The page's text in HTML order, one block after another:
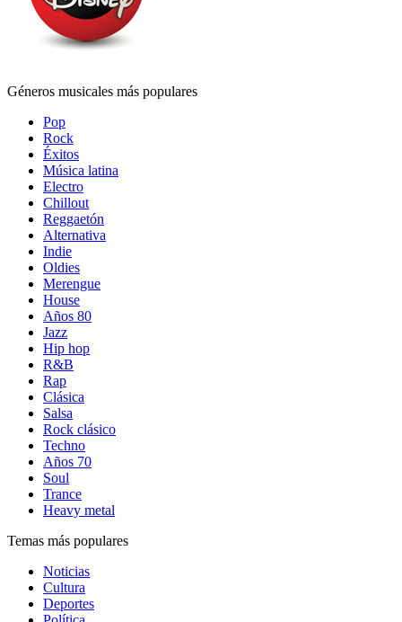
Géneros musicales más populares
Pop
Rock
Éxitos
Música latina
Electro
Chillout
Reggaetón
Alternativa
Indie
Oldies
Merengue
House
Años 80
Jazz
Hip hop
R&B
Rap
Clásica
Salsa
Rock clásico
Techno
Años 70
Soul
Trance
Heavy metal
Temas más populares
Noticias
Cultura
Deportes